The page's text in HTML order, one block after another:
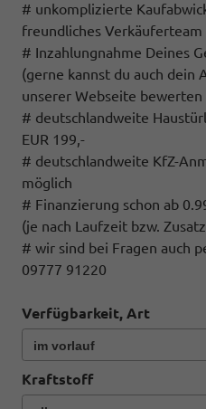
# unkomplizierte
freundliches Verkäuferteam
# Inzahlungnahme Deines
(gerne kannst du auch dein
unserer Webseite bewerten
# deutschlandweite
EUR 199,-
# deutschlandweite KfZ-
möglich
# Finanzierung schon ab
(je nach Laufzeit bzw.
# wir sind bei Fragen auch
09777 91220
Verfügbarkeit, Art
Kraftstoff